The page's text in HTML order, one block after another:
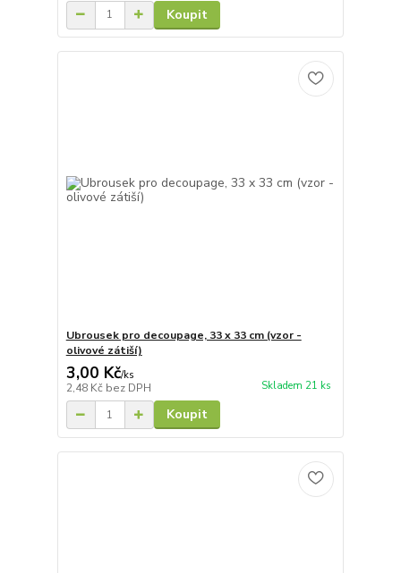
Koupit
Ubrousek pro decoupage, 33 x 33 cm (vzor -
olivové zátiší)
3,00 Kč/ks
2,48 Kč bez DPH Skladem 21 ks
Koupit